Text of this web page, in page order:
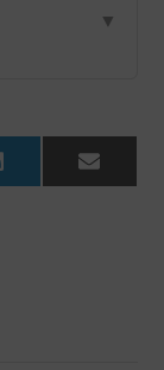
▼
LinkedIn Email